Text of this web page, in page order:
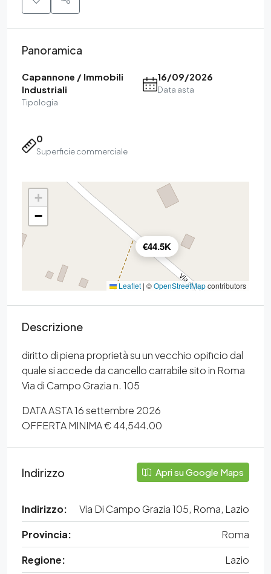
Panoramica
Capannone / Immobili
Industriali
Tipologia
16/09/2026
Data asta
0
Superficie commerciale
€44.5K
+
−
Leaflet | ©OpenStreetMapcontributors
Descrizione
diritto di piena proprietà su un vecchio opificio dal
quale si accede da cancello carrabile sito in Roma
Via di Campo Grazia n. 105
DATA ASTA 16 settembre 2026
OFFERTA MINIMA € 44,544.00
Indirizzo Apri su Google Maps
Indirizzo:
Via Di Campo Grazia 105, Roma, Lazio
Provincia:
Roma
Regione:
Lazio